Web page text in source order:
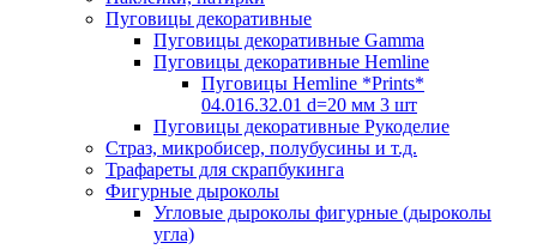
Пуговицы декоративные
Пуговицы декоративные Gamma
Пуговицы декоративные Hemline
Пуговицы Hemline *Prints*
04.016.32.01 d=20 мм 3 шт
Пуговицы декоративные Рукоделие
Страз, микробисер, полубусины и т.д.
Трафареты для скрапбукинга
Фигурные дыроколы
Угловые дыроколы фигурные (дыроколы
угла)